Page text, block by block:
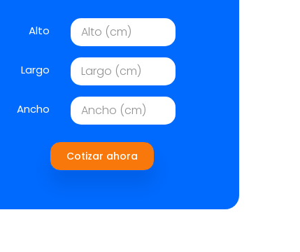
Alto
Largo
Ancho
Cotizar ahora